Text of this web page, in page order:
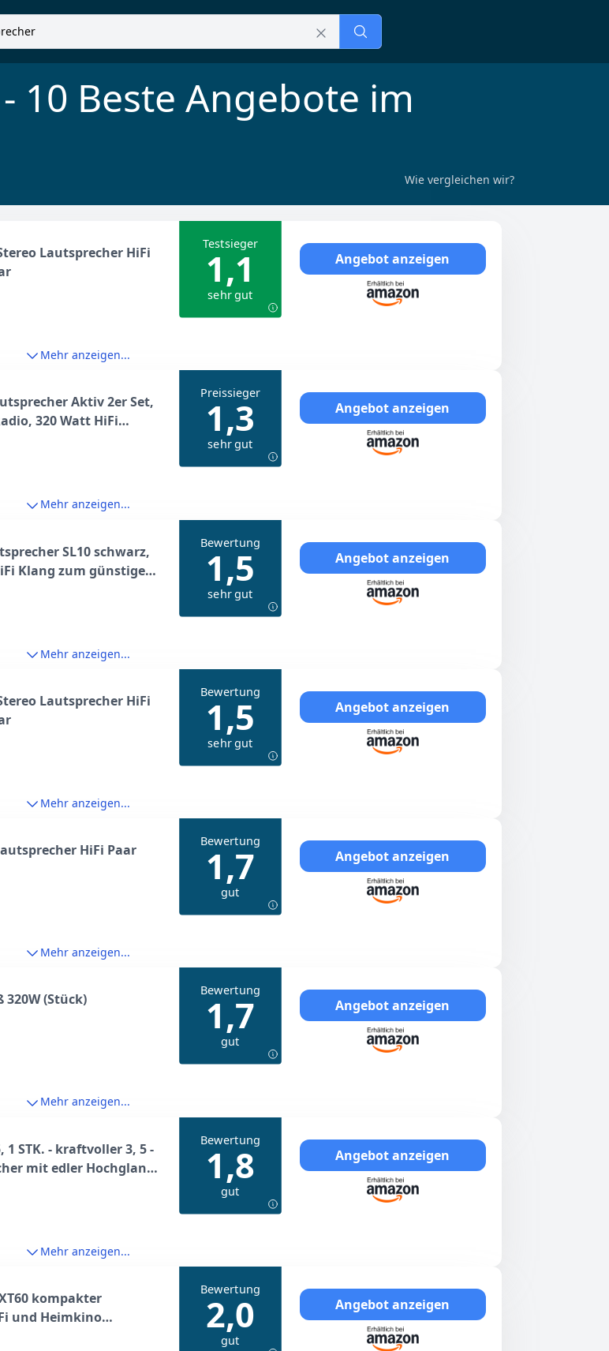
- 10 Beste Angebote im
Wie vergleichen wir?
Lautsprecher HiFi
Testsieger
1,1
sehr gut
Angebot anzeigen
Mehr anzeigen...
Aktiv 2er Set,
320 Watt HiFi
& Heimkino
Preissieger
1,3
sehr gut
Angebot anzeigen
Mehr anzeigen...
SL10 schwarz,
Klang zum günstigen
Bewertung
1,5
sehr gut
Angebot anzeigen
Mehr anzeigen...
Lautsprecher HiFi
Bewertung
1,5
sehr gut
Angebot anzeigen
Mehr anzeigen...
HiFi Paar
Bewertung
1,7
gut
Angebot anzeigen
Mehr anzeigen...
320W (Stück)
Bewertung
1,7
gut
Angebot anzeigen
Mehr anzeigen...
STK. - kraftvoller 3, 5 -
mit edler Hochglanz-
Stereo- und
Bewertung
1,8
gut
Angebot anzeigen
Mehr anzeigen...
kompakter
und Heimkino
Dolby Atmos
Bewertung
2,0
gut
Angebot anzeigen